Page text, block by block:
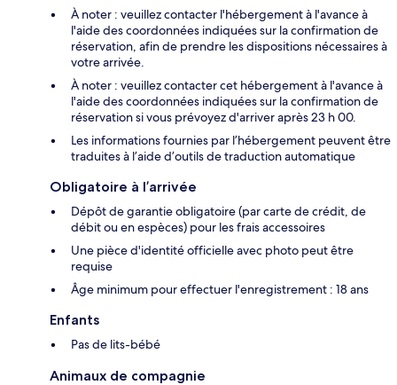
À noter : veuillez contacter l'hébergement à l'avance à
l'aide des coordonnées indiquées sur la confirmation de
réservation, afin de prendre les dispositions nécessaires à
votre arrivée.
À noter : veuillez contacter cet hébergement à l'avance à
l'aide des coordonnées indiquées sur la confirmation de
réservation si vous prévoyez d'arriver après 23 h 00.
Les informations fournies par l’hébergement peuvent être
traduites à l’aide d’outils de traduction automatique
Obligatoire à l’arrivée
Dépôt de garantie obligatoire (par carte de crédit, de
débit ou en espèces) pour les frais accessoires
Une pièce d'identité officielle avec photo peut être
requise
Âge minimum pour effectuer l'enregistrement : 18 ans
Enfants
Pas de lits-bébé
Animaux de compagnie